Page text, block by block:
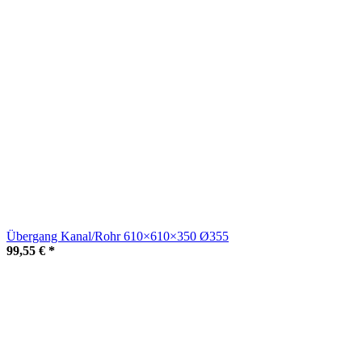
Übergang Kanal/Rohr 610×610×350 Ø355
99,55 € *